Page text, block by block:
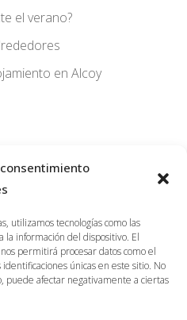
utilizamos tecnologías como las
la información del dispositivo. El
permitirá procesar datos como el
únicas en este sitio. No
afectar negativamente a ciertas
el verano?
en Alcoy